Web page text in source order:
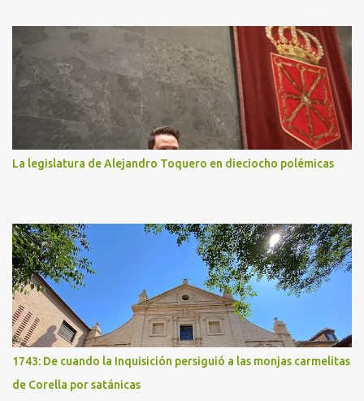
La legislatura de Alejandro Toquero en dieciocho polémicas
1743: De cuando la Inquisición persiguió a las monjas carmelitas
de Corella por satánicas